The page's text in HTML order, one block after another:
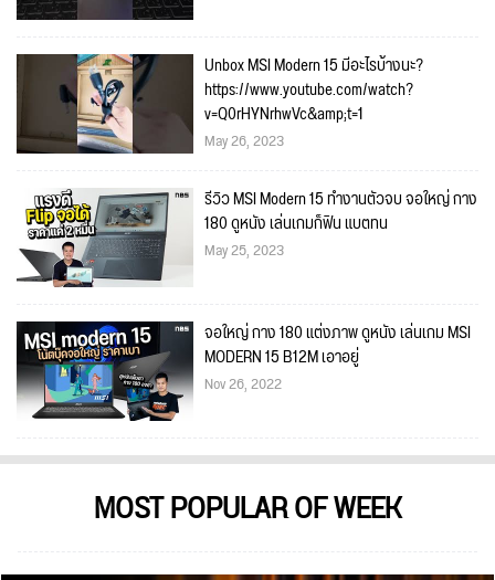
Unbox MSI Modern 15 มีอะไรบ้างนะ?
https://www.youtube.com/watch?
v=Q0rHYNrhwVc&amp;t=1
May 26, 2023
รีวิว MSI Modern 15 ทำงานตัวจบ จอใหญ่ กาง
180 ดูหนัง เล่นเกมก็ฟิน แบตทน
May 25, 2023
จอใหญ่ กาง 180 แต่งภาพ ดูหนัง เล่นเกม MSI
MODERN 15 B12M เอาอยู่
Nov 26, 2022
MOST POPULAR OF WEEK